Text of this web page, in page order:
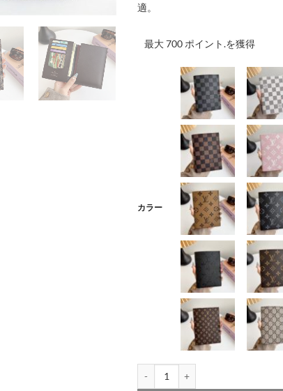
適。
最大 700 ポイント.を獲得
カラー
001 002
003 004
005 006
007 008